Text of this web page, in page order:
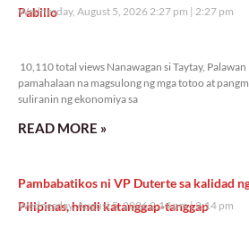
Pabillo
Wednesday, August 5, 2026 2:27 pm 2:27 pm
10,110 total views Nanawagan si Taytay,
pamahalaan na magsulong ng mga totoo at
suliranin ng ekonomiya sa
READ MORE »
Pambabatikos ni VP Duterte sa kalidad
Pilipinas, hindi katanggap-tanggap
Wednesday, August 5, 2026 2:14 pm 2:14 pm